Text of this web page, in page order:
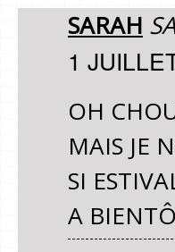
SARAH
1
OH
MAIS JE
SI
A